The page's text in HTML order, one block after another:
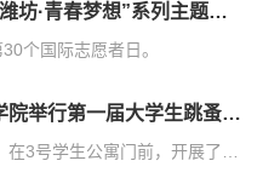
我院开展“志愿潍坊·青春梦想”系列主题实践活动
个国际志愿者日。
潍坊护理职业学院举行第一届大学生跳蚤市场活动